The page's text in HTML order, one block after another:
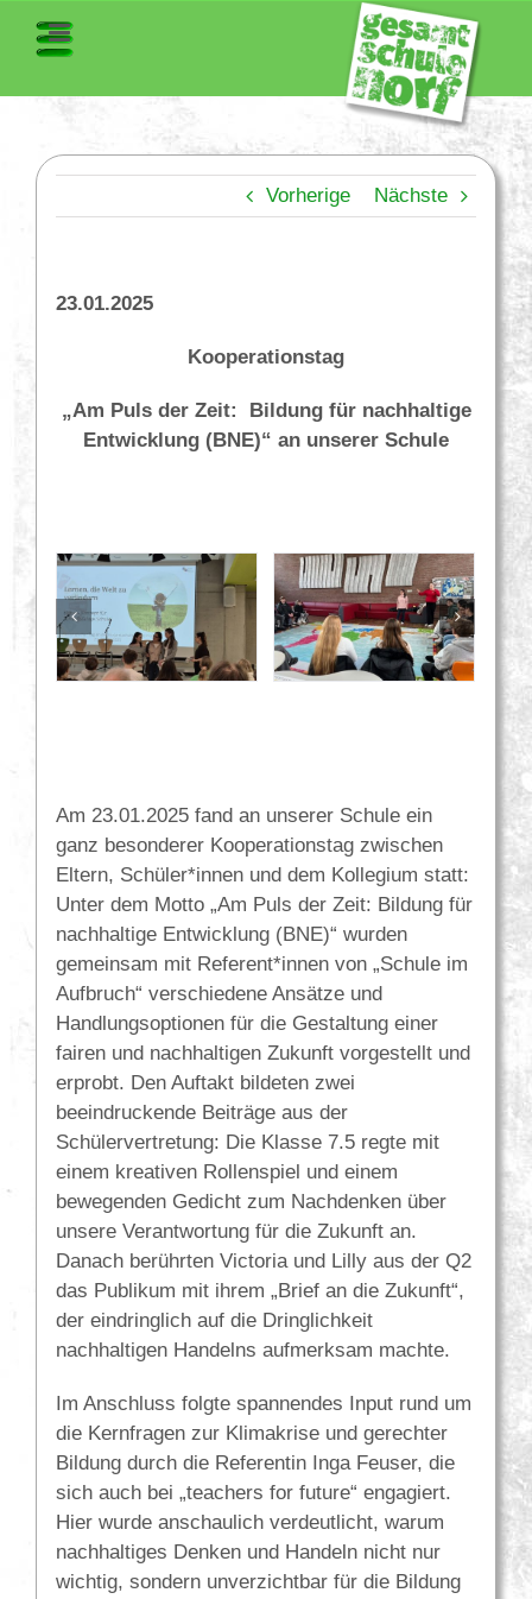
Vorherige Nächste
23.01.2025
Kooperationstag
„Am Puls der Zeit: Bildung für nachhaltige
Entwicklung (BNE)“ an unserer Schule
Am 23.01.2025 fand an unserer Schule ein
ganz besonderer Kooperationstag zwischen
Eltern, Schüler*innen und dem Kollegium statt:
Unter dem Motto „Am Puls der Zeit: Bildung für
nachhaltige Entwicklung (BNE)“ wurden
gemeinsam mit Referent*innen von „Schule im
Aufbruch“ verschiedene Ansätze und
Handlungsoptionen für die Gestaltung einer
fairen und nachhaltigen Zukunft vorgestellt und
erprobt. Den Auftakt bildeten zwei
beeindruckende Beiträge aus der
Schülervertretung: Die Klasse 7.5 regte mit
einem kreativen Rollenspiel und einem
bewegenden Gedicht zum Nachdenken über
unsere Verantwortung für die Zukunft an.
Danach berührten Victoria und Lilly aus der Q2
das Publikum mit ihrem „Brief an die Zukunft“,
der eindringlich auf die Dringlichkeit
nachhaltigen Handelns aufmerksam machte.
Im Anschluss folgte spannendes Input rund um
die Kernfragen zur Klimakrise und gerechter
Bildung durch die Referentin Inga Feuser, die
sich auch bei „teachers for future“ engagiert.
Hier wurde anschaulich verdeutlicht, warum
nachhaltiges Denken und Handeln nicht nur
wichtig, sondern unverzichtbar für die Bildung